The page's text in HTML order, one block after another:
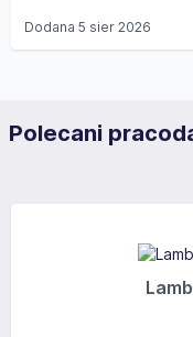
Dodana 5 sier 2026
Polecani